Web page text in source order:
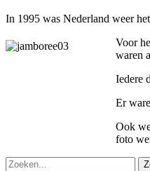
In 1995 was Nederland weer
Voor
waren
Iedere
Er
Ook
foto